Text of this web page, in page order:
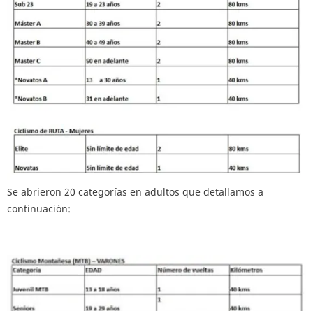
Se abrieron 20 categorías en adultos que detallamos a
continuación: